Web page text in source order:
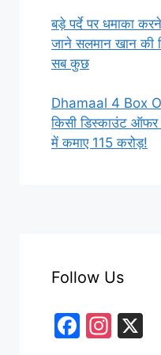
बड़े पर्दे पर धमाका
जाने सलमान खान की
सब कुछ
Dhamaal 4 Box
किसी डिस्काउंट ऑफर
में कमाए 115 करोड़!
Follow Us
F
In